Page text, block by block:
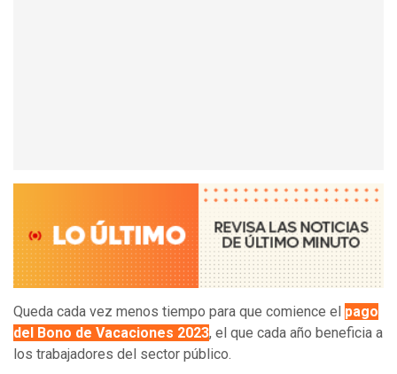
Queda cada vez menos tiempo para que comience el pago
del Bono de Vacaciones 2023, el que cada año beneficia a
los trabajadores del sector público.